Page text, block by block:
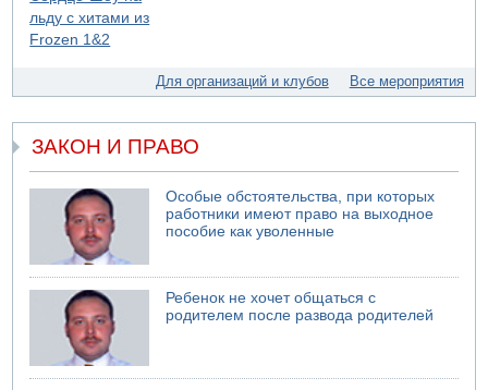
Для организаций и клубов Все мероприятия
ЗАКОН И ПРАВО
Особые обстоятельства, при которых
работники имеют право на выходное
пособие как уволенные
Ребенок не хочет общаться с
родителем после развода родителей